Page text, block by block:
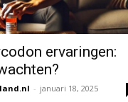
ervaringen:
- januari 18, 2025